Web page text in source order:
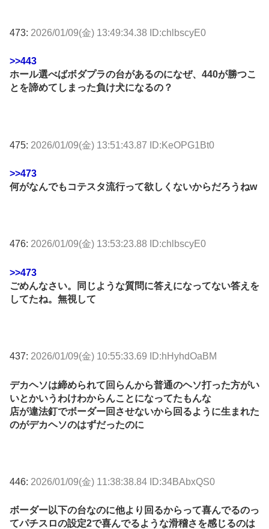
473: 2026/01/09(金) 13:49:34.38 ID:chlbscyE0
>>443
ホール選べばボダプラの台があるのになぜ、440が勝つこ
とを諦めてしまった負け犬になるの？
475: 2026/01/09(金) 13:51:43.87 ID:KeOPG1Bt0
>>473
何がなんでもコテスタ流行って欲しくないからだろうねw
476: 2026/01/09(金) 13:53:23.88 ID:chlbscyE0
>>473
ごめんなさい。同じような質問に答えになってない答えを
してたね。無視して
437: 2026/01/09(金) 10:55:33.69 ID:hHyhdOaBM
デカヘソは締められて回らんから普通のヘソ打った方がい
いとかいうわけわからんことになってたもんな
店が違法釘でボーダー回させないから回るように生まれた
のがデカヘソのはずだったのに
446: 2026/01/09(金) 11:38:38.84 ID:34BAbxQS0
ボーダー以下の台なのに他より回るからって喜んでるのっ
てパチスロの設定2で喜んでるような滑稽さを感じるのは